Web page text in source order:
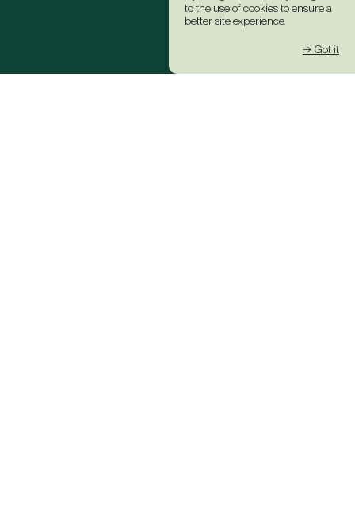
to the use of cookies to ensure a
better site experience.
→ Got it